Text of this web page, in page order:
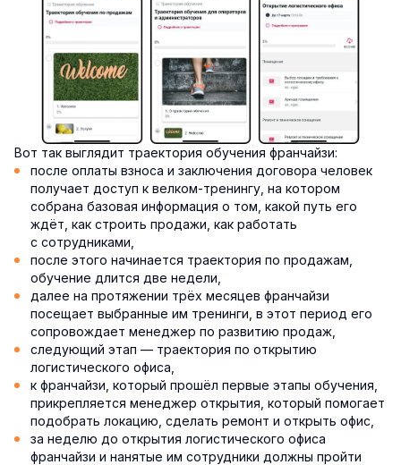
Вот так выглядит траектория обучения франчайзи:
после оплаты взноса и заключения договора человек
получает доступ к велком-тренингу, на котором
собрана базовая информация о том, какой путь его
ждёт, как строить продажи, как работать
с сотрудниками,
после этого начинается траектория по продажам,
обучение длится две недели,
далее на протяжении трёх месяцев франчайзи
посещает выбранные им тренинги, в этот период его
сопровождает менеджер по развитию продаж,
следующий этап — траектория по открытию
логистического офиса,
к франчайзи, который прошёл первые этапы обучения,
прикрепляется менеджер открытия, который помогает
подобрать локацию, сделать ремонт и открыть офис,
за неделю до открытия логистического офиса
франчайзи и нанятые им сотрудники должны пройти